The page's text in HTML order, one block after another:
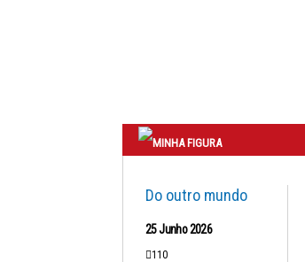
Do outro mundo
25 Junho 2026
110